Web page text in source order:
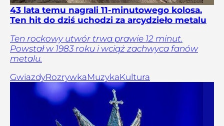
43 lata temu nagrali 11-minutowego kolosa.
Ten hit do dziś uchodzi za arcydzieło metalu
Ten rockowy utwór trwa prawie 12 minut.
Powstał w 1983 roku i wciąż zachwyca fanów
metalu.
GwiazdyRozrywkaMuzykaKultura